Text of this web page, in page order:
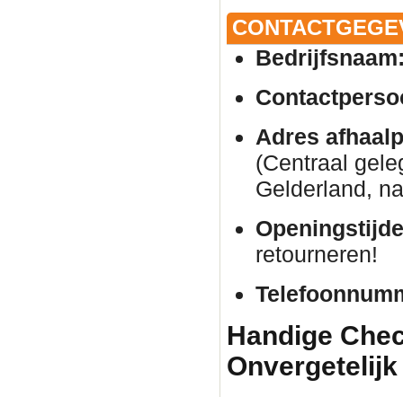
Adres
(Centraal
Gelderland,
retourneren!
Handige